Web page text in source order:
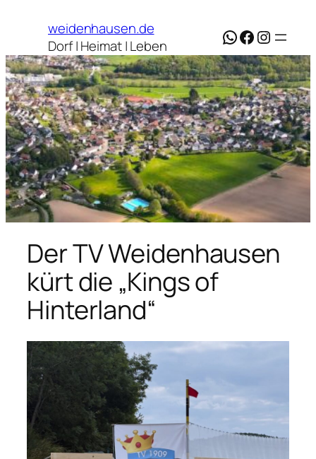
springen
weidenhausen.de
Dorf | Heimat | Leben
WhatsApp
Facebook
Der TV Weidenhausen
kürt die „Kings of
Hinterland“